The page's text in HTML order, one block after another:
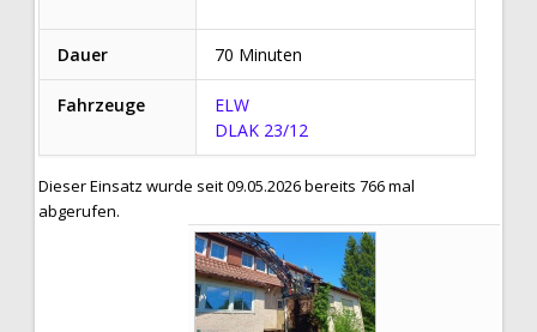
Dauer 70 Minuten
Fahrzeuge
ELW
DLAK 23/12
Dieser Einsatz wurde seit 09.05.2026 bereits 766 mal
abgerufen.